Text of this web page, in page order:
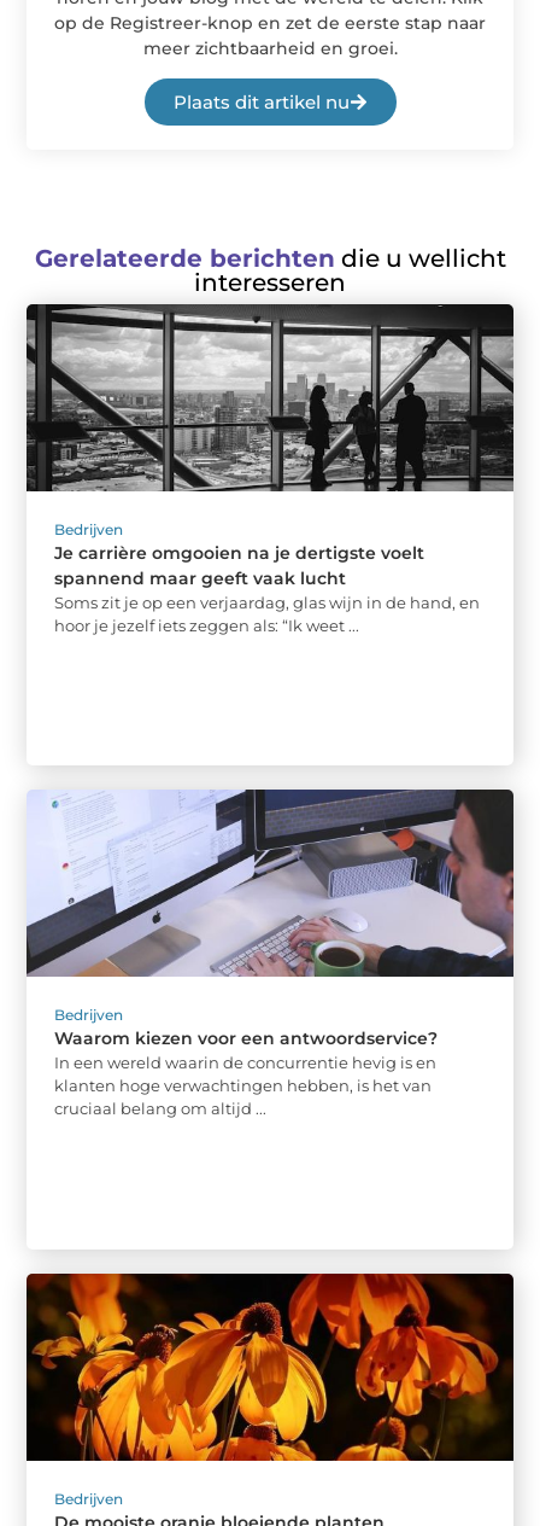
op de Registreer-knop en zet de eerste stap naar
meer zichtbaarheid en groei.
Plaats dit artikel nu
Gerelateerde berichten die u wellicht
interesseren
Bedrijven
Je carrière omgooien na je dertigste voelt
spannend maar geeft vaak lucht
Soms zit je op een verjaardag, glas wijn in de hand, en
hoor je jezelf iets zeggen als: “Ik weet ...
Bedrijven
Waarom kiezen voor een antwoordservice?
In een wereld waarin de concurrentie hevig is en
klanten hoge verwachtingen hebben, is het van
cruciaal belang om altijd ...
Bedrijven